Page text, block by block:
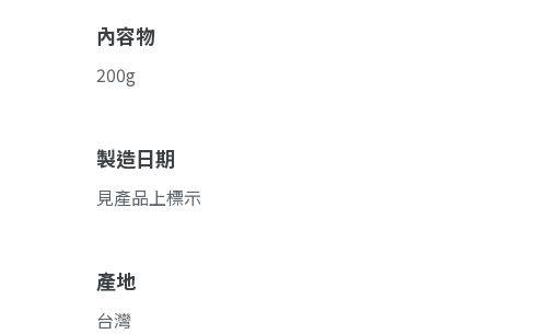
內容物
200g
製造日期
見產品上標示
產地
台灣